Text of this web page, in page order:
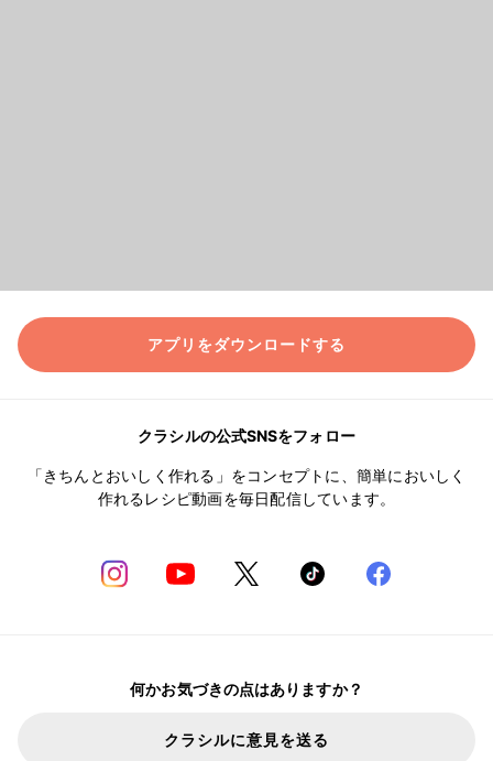
アプリをダウンロードする
クラシルの公式SNSをフォロー
「きちんとおいしく作れる」をコンセプトに、簡単においしく
作れるレシピ動画を毎日配信しています。
何かお気づきの点はありますか？
クラシルに意見を送る